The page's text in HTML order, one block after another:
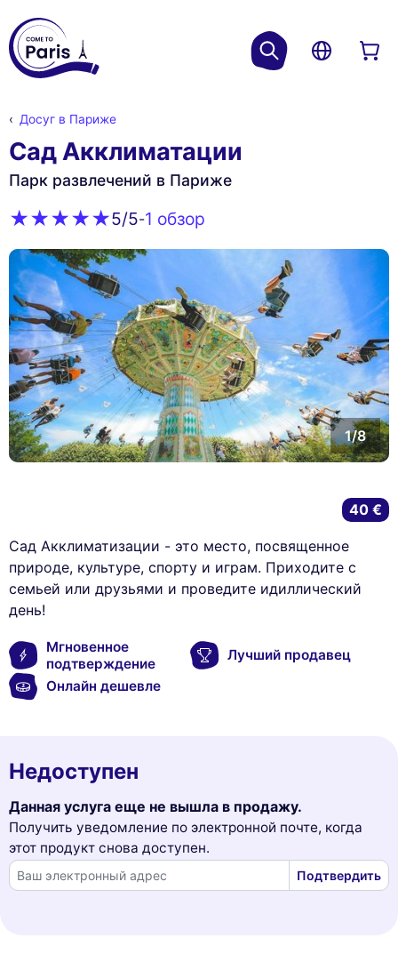
Досуг в Париже
Сад Акклиматации
Парк развлечений в Париже
5/5-1 обзор
1/8
Сад Акклиматизации - это место, посвященное
природе, культуре, спорту и играм. Приходите с
семьей или друзьями и проведите идиллический
день!
Мгновенное
подтверждение
Лучший продавец
Онлайн дешевле
40 €
Недоступен
Данная услуга еще не вышла в продажу.
Получить уведомление по электронной почте, когда
этот продукт снова доступен.
Подтвердить